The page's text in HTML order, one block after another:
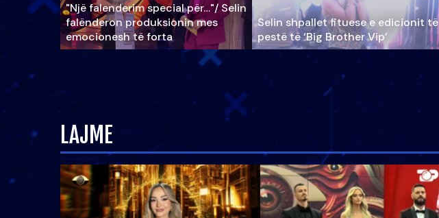
"Një falenderim special për…"/ Selin
falënderon produksionin mes
emocionesh të forta
Selin shpallet fituese e edicionit të
pestë të ‘Big Brother Vip’
LAJME